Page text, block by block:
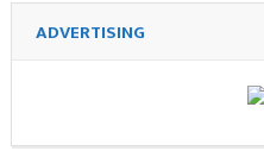
ADVERTISING